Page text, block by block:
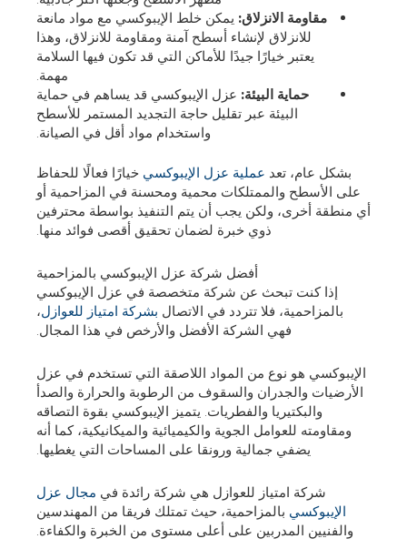
مقاومة الانزلاق: يمكن خلط الإيبوكسي مع مواد مانعة
للانزلاق لإنشاء أسطح آمنة ومقاومة للانزلاق، وهذا
يعتبر خيارًا جيدًا للأماكن التي قد تكون فيها السلامة
مهمة.
حماية البيئة: عزل الإيبوكسي قد يساهم في حماية
البيئة عبر تقليل حاجة التجديد المستمر للأسطح
واستخدام مواد أقل في الصيانة.
بشكل عام، تعد عملية عزل الإيبوكسي خيارًا فعالًا للحفاظ
على الأسطح والممتلكات محمية ومحسنة في المزاحمية أو
أي منطقة أخرى، ولكن يجب أن يتم التنفيذ بواسطة محترفين
ذوي خبرة لضمان تحقيق أقصى فوائد منها.
أفضل شركة عزل الإيبوكسي بالمزاحمية
إذا كنت تبحث عن شركة متخصصة في عزل الإيبوكسي
بالمزاحمية، فلا تتردد في الاتصال بشركة امتياز للعوازل،
فهي الشركة الأفضل والأرخص في هذا المجال.
الإيبوكسي هو نوع من المواد اللاصقة التي تستخدم في عزل
الأرضيات والجدران والسقوف من الرطوبة والحرارة والصدأ
والبكتيريا والفطريات. يتميز الإيبوكسي بقوة التصاقه
ومقاومته للعوامل الجوية والكيميائية والميكانيكية، كما أنه
يضفي جمالية ورونقا على المساحات التي يغطيها.
شركة امتياز للعوازل هي شركة رائدة في مجال عزل
الإيبوكسي بالمزاحمية، حيث تمتلك فريقا من المهندسين
والفنيين المدربين على أعلى مستوى من الخبرة والكفاءة.